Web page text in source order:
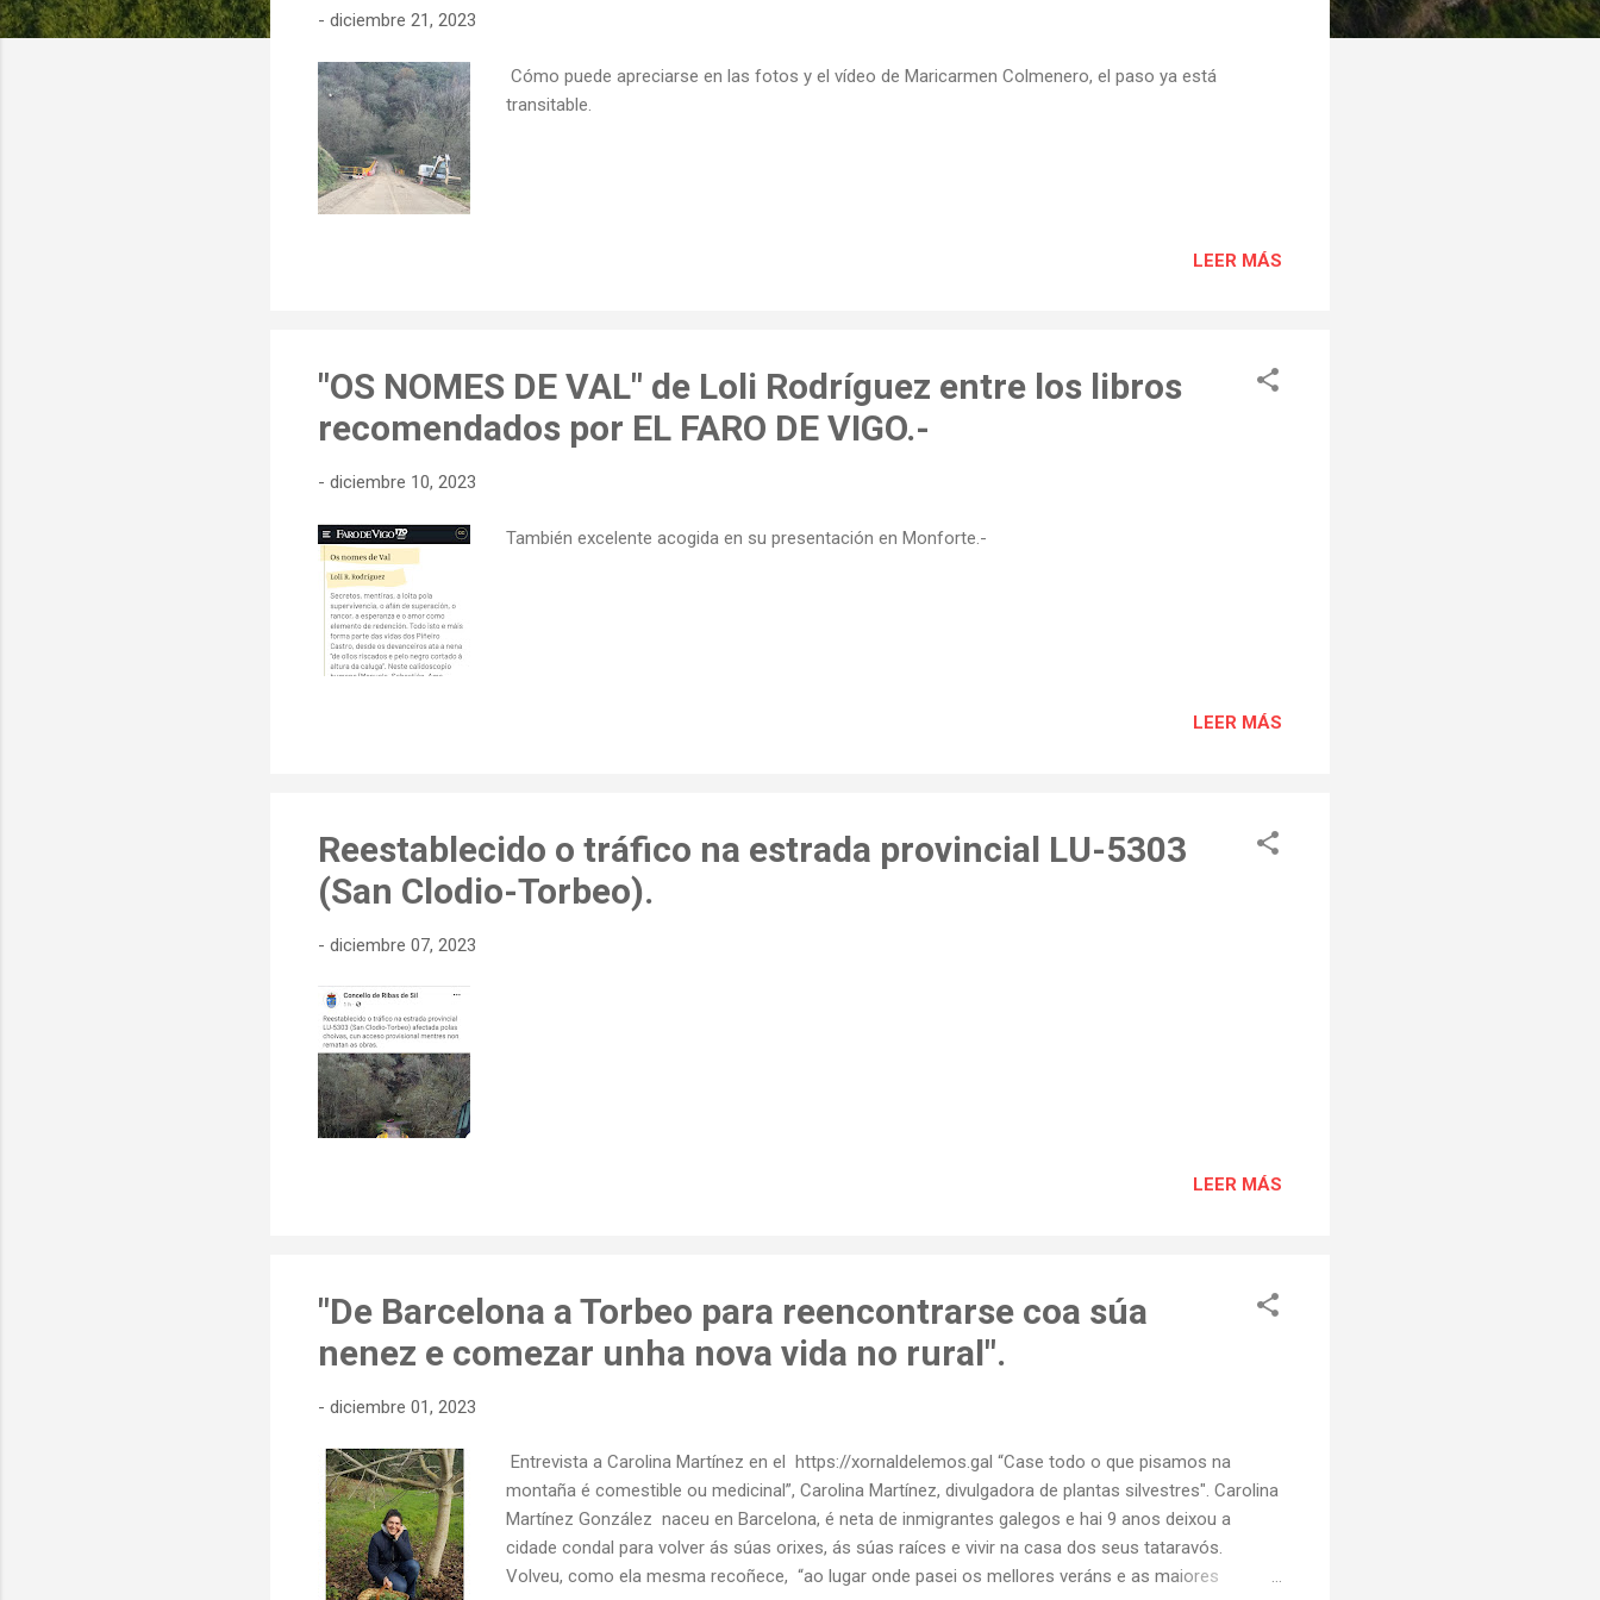
- diciembre 21, 2023
Cómo puede apreciarse en las fotos y el vídeo de Maricarmen Colmenero, el paso ya está
transitable.
LEER MÁS
"OS NOMES DE VAL" de Loli Rodríguez entre los libros
recomendados por EL FARO DE VIGO.-
- diciembre 10, 2023
También excelente acogida en su presentación en Monforte.-
LEER MÁS
Reestablecido o tráfico na estrada provincial LU-5303
(San Clodio-Torbeo).
- diciembre 07, 2023
LEER MÁS
"De Barcelona a Torbeo para reencontrarse coa súa
nenez e comezar unha nova vida no rural".
- diciembre 01, 2023
Entrevista a Carolina Martínez en el https://xornaldelemos.gal “Case todo o que pisamos na
montaña é comestible ou medicinal”, Carolina Martínez, divulgadora de plantas silvestres". Carolina
Martínez González naceu en Barcelona, é neta de inmigrantes galegos e hai 9 anos deixou a
cidade condal para volver ás súas orixes, ás súas raíces e vivir na casa dos seus tataravós.
Volveu, como ela mesma recoñece, “ao lugar onde pasei os mellores veráns e as maiores